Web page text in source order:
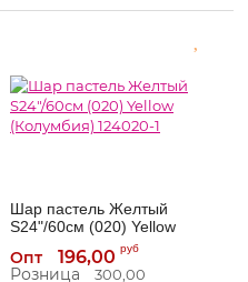
Шар пастель Желтый
S24"/60см (020) Yellow
(Колумбия) 124020-1
Артикул: 124020-1
Опт 196,00 руб
Розница 300,00